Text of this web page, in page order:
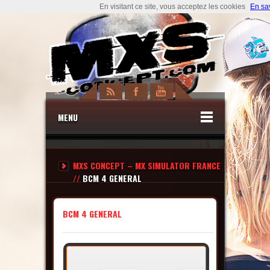
MENU
MXS CONCEPT – MX SIMULATOR FRANCE
// BCM 4 GENERAL
BCM 4 GENERAL
En visitant ce site, vous acceptez les cookies En